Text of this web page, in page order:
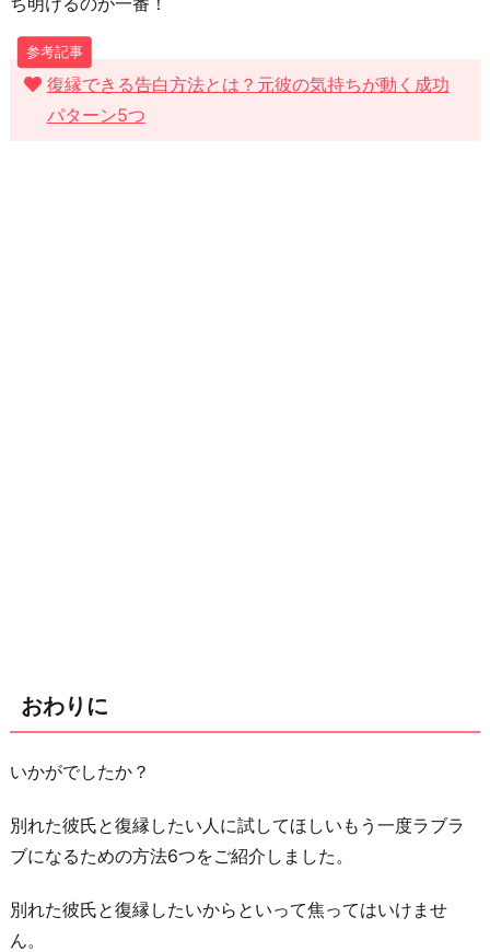
復縁できる告白方法とは？元彼の気持ちが動く成功
パターン5つ
おわりに
いかがでしたか？
別れた彼氏と復縁したい人に試してほしいもう一度ラブラ
ブになるための方法6つをご紹介しました。
別れた彼氏と復縁したいからといって焦ってはいけませ
ん。